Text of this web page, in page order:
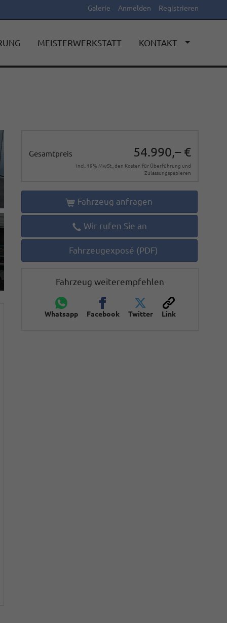
Galerie Anmelden Registrieren
MEISTERWERKSTATT KONTAKT
Gesamtpreis 54.990,– €
incl. 19% MwSt., den Kosten für Überführung und
Zulassungspapieren
Fahrzeug anfragen
Wir rufen Sie an
Fahrzeugexposé (PDF)
Fahrzeug weiterempfehlen
Whatsapp Facebook Twitter Link